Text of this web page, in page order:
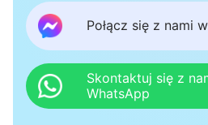
wychować. Jeśli nie zrobię
sobie życzy, to naprawdę
zawód”. Poczułam więc,
muszę iść na uczelnię.
Połącz się z nami
Skontaktuj się z
WhatsApp